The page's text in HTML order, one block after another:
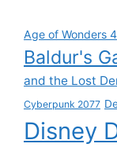
Age of Wonders 4
Baldur's
and the Lost
Cyberpunk 2077
Disney